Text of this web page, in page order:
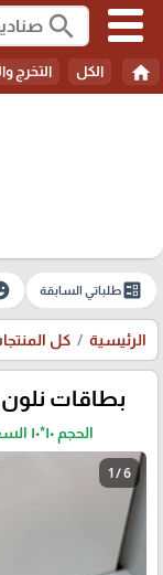
search
home الكل التخرج
ballotطلباتي السابقة
الرئيسية كل
بطاقات نلون
الحجم ١٠*١٠ السعر ١.٥ شيكل البطاقة فقط بدون الالوان
1 / 6